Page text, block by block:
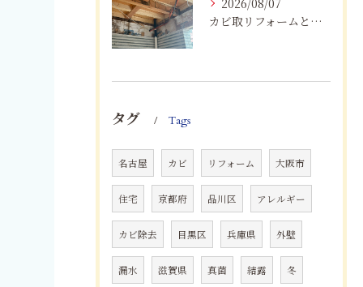
カビ取リフォームと専門業者を比較！根本解決を選ぶポイント
タグ Tags
名古屋 カビ リフォーム 大阪市
住宅 京都府 品川区 アレルギー
カビ除去 目黒区 兵庫県 外壁
漏水 滋賀県 真菌 結露 冬